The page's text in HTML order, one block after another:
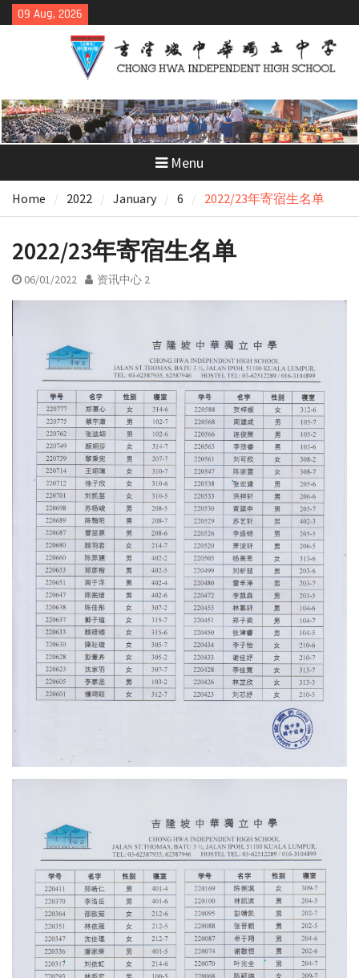
Skip
to
09 Aug, 2026
Menu
Home 2022 January 6 2022/23年寄宿生名单
2022/23年寄宿生名单
06/01/2022 资讯中心 2